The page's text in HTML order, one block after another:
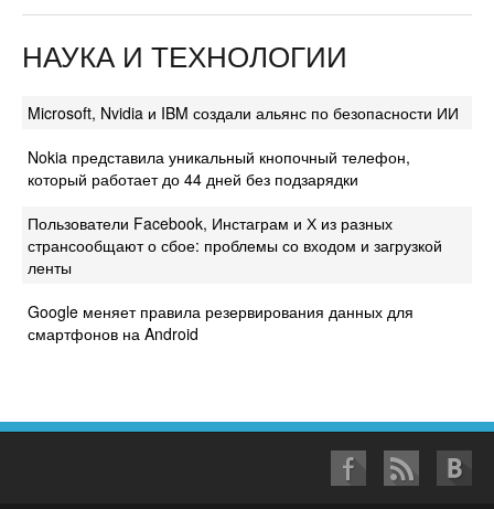
НАУКА И ТЕХНОЛОГИИ
Microsoft, Nvidia и IBM создали альянс по безопасности ИИ
Nokia представила уникальный кнопочный телефон,
который работает до 44 дней без подзарядки
Пользователи Facebook, Инстаграм и Х из разных
странсообщают о сбое: проблемы со входом и загрузкой
ленты
Google меняет правила резервирования данных для
смартфонов на Android